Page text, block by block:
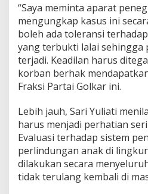
g
a
n
G
e
n
e
r
l
i
s
a
s
P
e
“Saya meminta aparat
mengungkap kasus ini
boleh ada toleransi
yang terbukti lalai sehingga
terjadi. Keadilan harus
korban berhak
Fraksi Partai Golkar ini.
Lebih jauh, Sari Yuliati
harus menjadi perhatian
Evaluasi terhadap sistem
perlindungan anak di
dilakukan secara
tidak terulang kembali di